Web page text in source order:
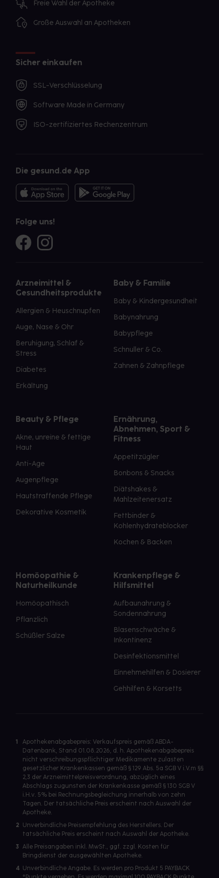
Freie Wahl der Apotheke
Große Auswahl an Apotheken
Sicher einkaufen
SSL-Verschlüsselung
Software Made in Germany
ISO-zertifiziertes Rechenzentrum
Die gesund.de App
Folge uns!
Arzneimittel &
Gesundheitsprodukte
Allergien & Heuschnupfen
Auge, Nase & Ohr
Beruhigung, Schlaf &
Stress
Diabetes
Erkältung
Baby & Familie
Baby & Kindergesundheit
Babynahrung
Babypflege
Schnuller & Co.
Zahnen & Zahnpflege
Beauty & Pflege
Akne, unreine & fettige
Haut
Anti-Age
Augenpflege
Hautstraffende Pflege
Dekorative Kosmetik
Ernährung,
Abnehmen, Sport &
Fitness
Appetitzügler
Bonbons & Snacks
Diätshakes &
Mahlzeitenersatz
Fettbinder &
Kohlenhydrateblocker
Kochen & Backen
Homöopathie &
Naturheilkunde
Homöopathisch
Pflanzlich
Schüßler Salze
Krankenpflege &
Hilfsmittel
Aufbaunahrung &
Sondennahrung
Blasenschwäche &
Inkontinenz
Desinfektionsmittel
Einnehmehilfen & Dosierer
Gehhilfen & Korsetts
1
Apothekenabgabepreis: Verkaufspreis gemäß ABDA-
Datenbank, Stand 01.08.2026, d. h. Apothekenabgabepreis
nicht verschreibungspflichtiger Medikamente zulasten
gesetzlicher Krankenkassen gemäß § 129 Abs. 5a SGB V i.V.m §§
2,3 der Arzneimittelpreisverordnung, abzüglich eines
Abschlags zugunsten der Krankenkasse gemäß § 130 SGB V
i.H.v. 5% bei Rechnungsbegleichung innerhalb von zehn
Tagen. Der tatsächliche Preis erscheint nach Auswahl der
Apotheke.
2 Unverbindliche Preisempfehlung des Herstellers. Der
tatsächliche Preis erscheint nach Auswahl der Apotheke.
3 Alle Preisangaben inkl. MwSt., ggf. zzgl. Kosten für
Bringdienst der ausgewählten Apotheke.
4 Unverbindliche Angabe. Es werden pro Produkt 5 PAYBACK